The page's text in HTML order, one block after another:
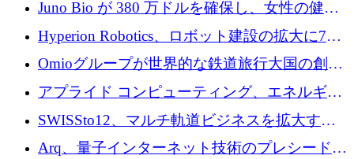
ォームを構築
Juno Bio が 380 万ドルを確保し、女性の健康
専用の初のシーケンスラボを開設
Hyperion Robotics、ロボット建設の拡大に740
万ドルを確保
Omioグループが世界的な鉄道旅行大国の創設
を目指してRail Europeを買収
アプライド コンピューティング、エネルギー
向け基盤 AI の拡張に 2,000 万ドルを調達
SWISSto12、マルチ軌道ビジネスを拡大する
ためにシリーズCで7,000万ドルを調達
Arq、量子インターネット技術のプレシードと